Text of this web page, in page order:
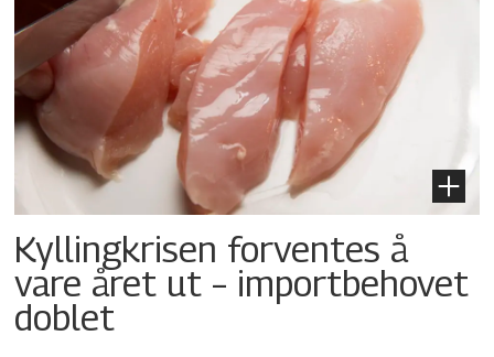
Kyllingkrisen forventes å
vare året ut – importbehovet
doblet